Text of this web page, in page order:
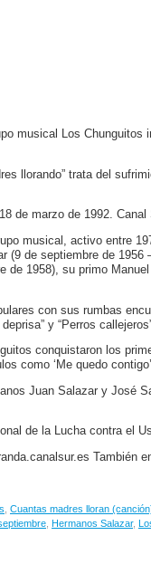
musical Los Chunguitos
llorando” trata del
de marzo de 1992. Canal
musical, activo entre
(9 de septiembre de
de 1958), su primo
con sus rumbas
y “Perros
conquistaron los
como ‘Me quedo
Juan Salazar y José
de la Lucha contra el
También
Cuantas madres lloran
Hermanos Salazar,